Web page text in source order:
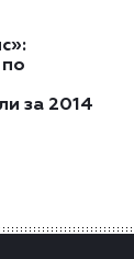
за 2014